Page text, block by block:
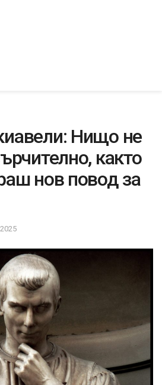
Нищо не
както
нов повод за